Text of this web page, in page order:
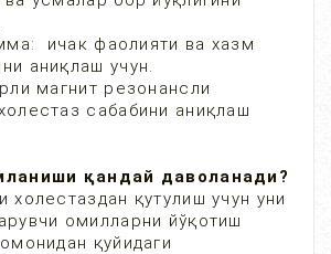
ичак фаолияти ва хазм
аниқлаш учун.
магнит резонансли
сабабини аниқлаш
қандай даволанади?
холестаздан қутулиш учун уни
омилларни йўқотиш
қуйидаги